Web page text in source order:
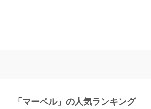
「マーベル」の人気ランキング